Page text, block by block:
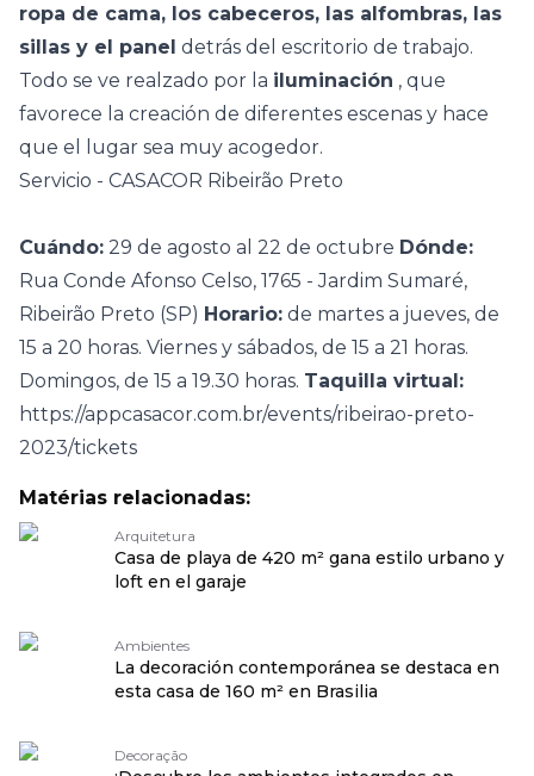
ropa de cama, los cabeceros, las alfombras, las
sillas y el panel detrás del escritorio de trabajo.
Todo se ve realzado por la iluminación , que
favorece la creación de diferentes escenas y hace
que el lugar sea muy acogedor.
Servicio - CASACOR Ribeirão Preto
Cuándo: 29 de agosto al 22 de octubre Dónde:
Rua Conde Afonso Celso, 1765 - Jardim Sumaré,
Ribeirão Preto (SP) Horario: de martes a jueves, de
15 a 20 horas. Viernes y sábados, de 15 a 21 horas.
Domingos, de 15 a 19.30 horas. Taquilla virtual:
https://appcasacor.com.br/events/ribeirao-preto-
2023/tickets
Matérias relacionadas:
Arquitetura
Casa de playa de 420 m² gana estilo urbano y
loft en el garaje
Ambientes
La decoración contemporánea se destaca en
esta casa de 160 m² en Brasilia
Decoração